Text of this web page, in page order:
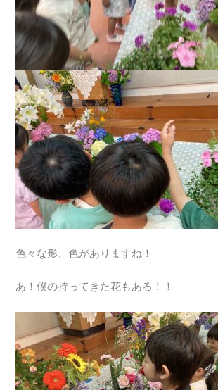
色々な形、色がありますね！
あ！僕の持ってきた花もある！！